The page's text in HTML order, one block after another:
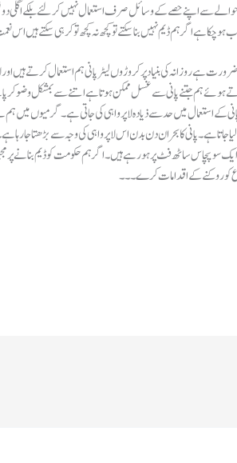
سے اپنے حصے کے وسائل صرف استعمال نہیں کر لئے بلکے اگلی دو
چکا ہے اگر ہم ڈیم نہیں بنا سکتے تو کچھ نہ کچھ تو کر ہی سکتے ہیں
ضرورت ہے روزانہ کی بنیاد پر کروڑوں لیٹر پانی ہم استعمال کرتے
ہوئے ہم جتنے پانی سے غسل ممکن ہوتا ہے اتنے سے بمشکل وضو کر
کے استعمال میں حد سے ذیادہ لاپرواہی کی جاتی ہے۔گرمیوں میں ہم نے
جاتا ہے۔پانی کا بحران دن بدن اس لاپرواہی کی وجہ سے بڑھتا جا
سو پچاس ساٹھ فٹ پر ہو رہے ہیں۔اگر ہم حکومت کو ڈیم بنانے پر
کو روکنے کے اقدامات کرے۔۔۔